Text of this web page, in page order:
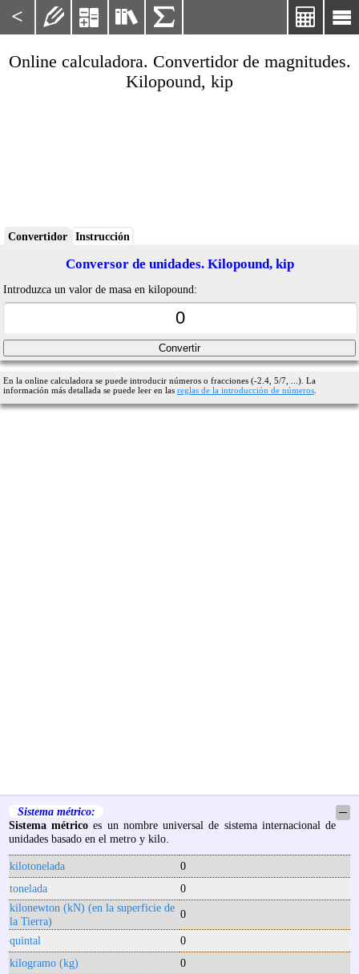
< 

   
Online calculadora. Convertidor de magnitudes.
Kilopound, kip
Convertidor Instrucción
Conversor de unidades. Kilopound, kip
Introduzca un valor de masa en kilopound:
En la online calculadora se puede introducir números o fracciones (-2.4, 5/7, ...). La
información más detallada se puede leer en las reglas de la introducción de números
Sistema métrico:
─
Sistema métrico es un nombre universal de sistema internacional de
unidades basado en el metro y kilo.
kilotonelada
0
tonelada
0
kilonewton (kN) (en la superficie de
la Tierra)
0
quintal
0
kilogramo (kg)
0